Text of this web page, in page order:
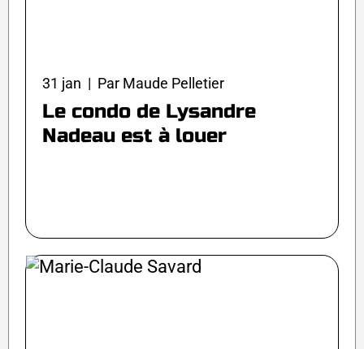
31 jan | Par Maude Pelletier
Le condo de Lysandre
Nadeau est à louer